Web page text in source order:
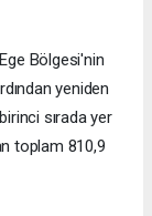
Ege Bölgesi'nin
yeniden
sırada yer
toplam 810,9